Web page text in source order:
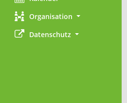
Organisation
Datenschutz